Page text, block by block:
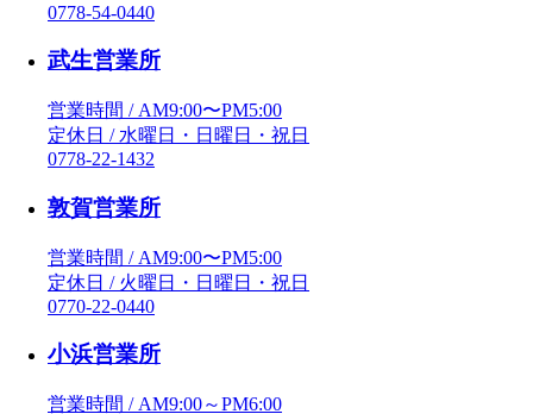
0778-54-0440
武生営業所
営業時間 / AM9:00〜PM5:00
定休日 / 水曜日・日曜日・祝日
0778-22-1432
敦賀営業所
営業時間 / AM9:00〜PM5:00
定休日 / 火曜日・日曜日・祝日
0770-22-0440
小浜営業所
営業時間 / AM9:00～PM6:00